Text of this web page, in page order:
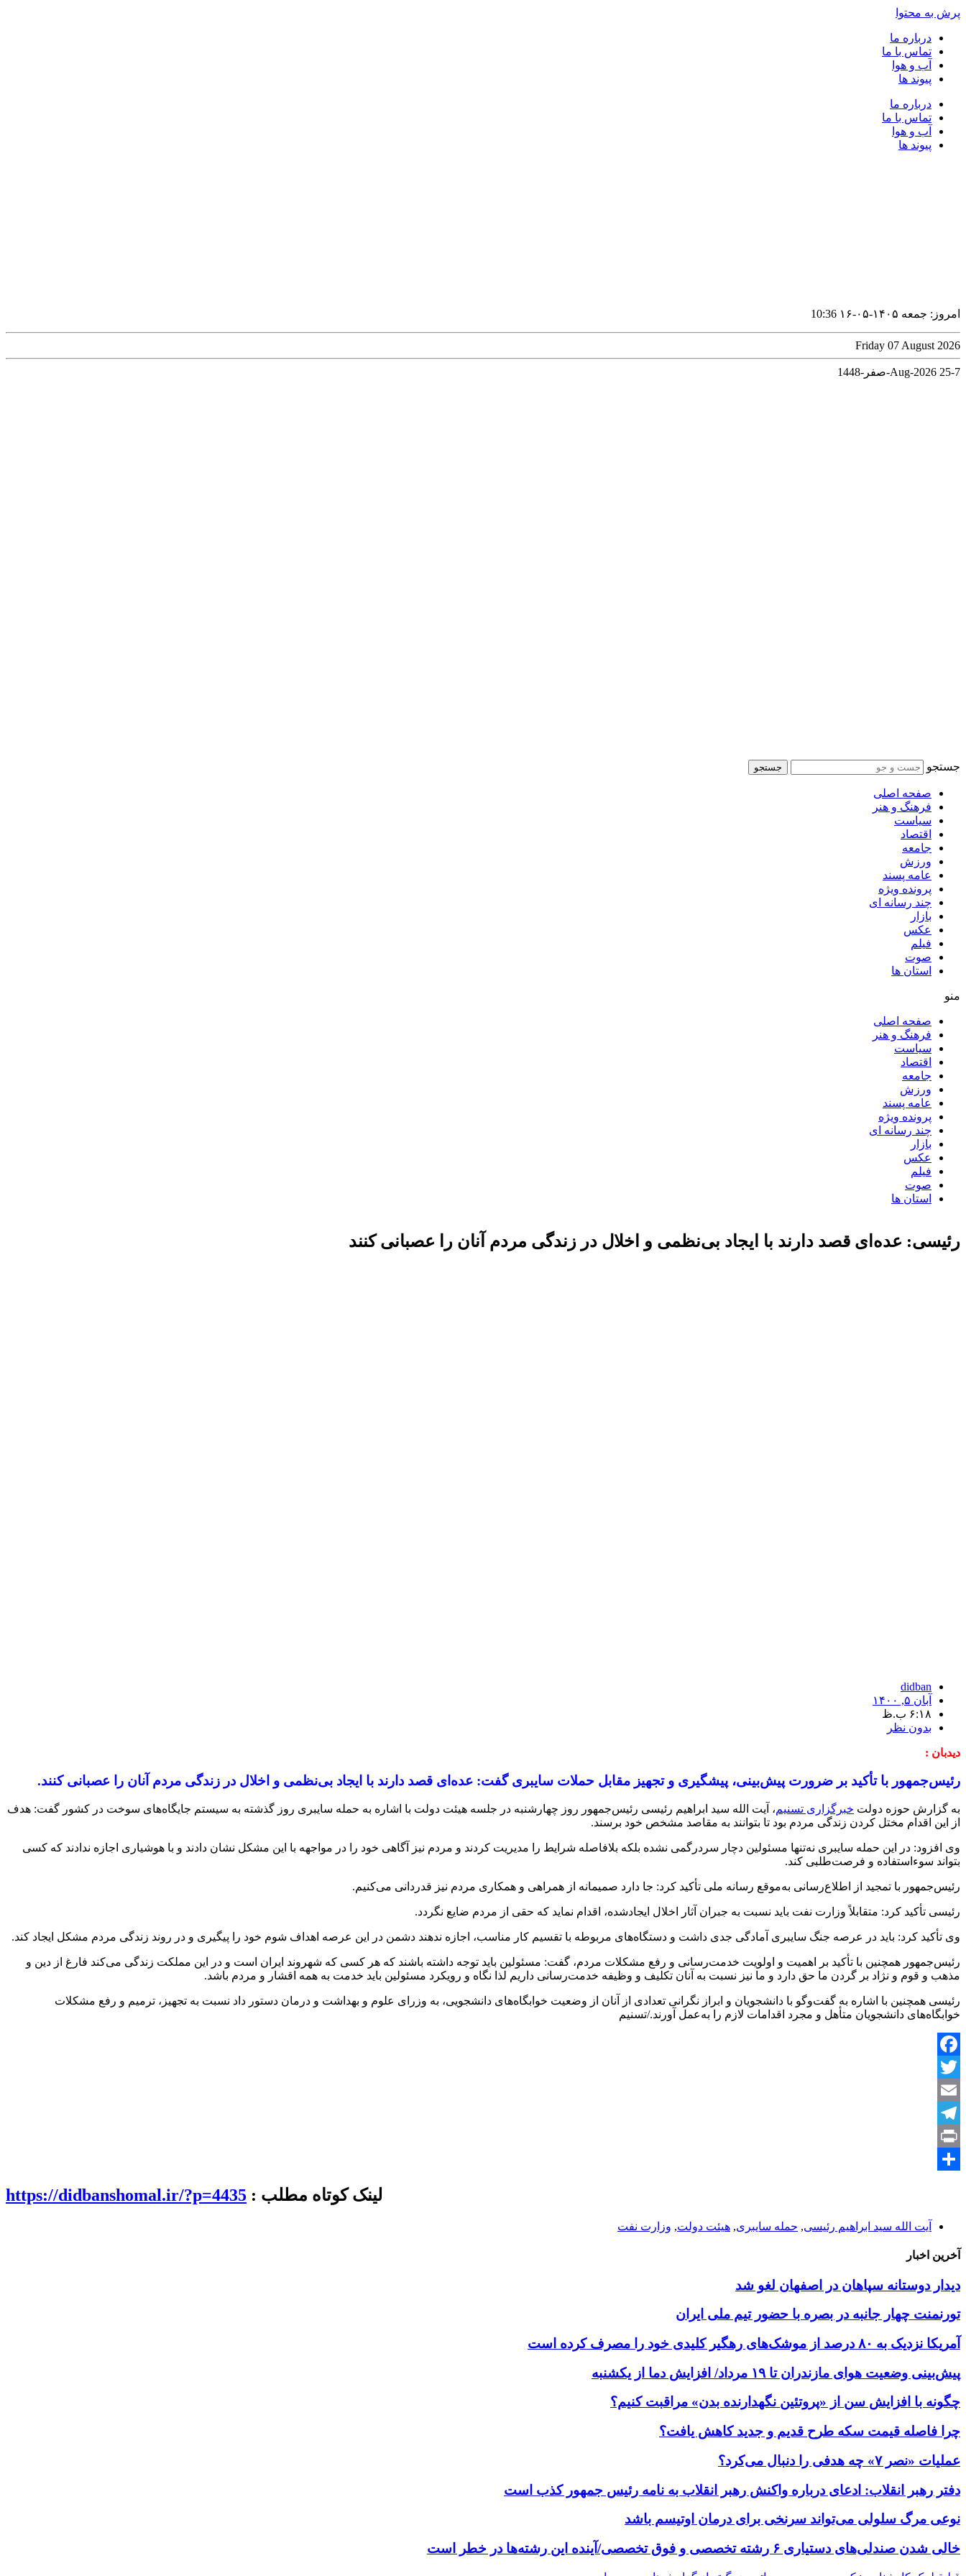
پرش به محتوا
درباره ما
تماس با ما
آب و هوا
پیوند ها
درباره ما
تماس با ما
آب و هوا
پیوند ها
امروز: جمعه ۱۴۰۵-۰۵-۱۶ 10:36
Friday 07 August 2026
7-Aug-2026 25-صفر-1448
جستجو جستجو
صفحه اصلی
فرهنگ و هنر
سیاست
اقتصاد
جامعه
ورزش
عامه پسند
پرونده ویژه
چند رسانه ای
بازار
عکس
فیلم
صوت
استان ها
منو
صفحه اصلی
فرهنگ و هنر
سیاست
اقتصاد
جامعه
ورزش
عامه پسند
پرونده ویژه
چند رسانه ای
بازار
عکس
فیلم
صوت
استان ها
رئیسی: عده‌ای قصد دارند با ایجاد بی‌نظمی و اخلال در زندگی مردم آنان را عصبانی کنند
didban
آبان ۵, ۱۴۰۰
۶:۱۸ ب.ظ
بدون نظر
دیدبان :
رئیس‌جمهور با تأکید بر ضرورت پیش‌بینی، پیشگیری و تجهیز مقابل حملات سایبری گفت: عده‌ای قصد دارند با ایجاد بی‌نظمی و اخلال در زندگی مردم آنان را عصبانی کنند.
به گزارش حوزه دولت خبرگزاری تسنیم، آیت الله سید ابراهیم رئیسی رئیس‌جمهور روز چهارشنبه در جلسه هیئت دولت با اشاره به حمله سایبری روز گذشته به سیستم جایگاه‌های سوخت در کشور گفت: هدف
از این اقدام مختل کردن زندگی مردم بود تا بتوانند به مقاصد مشخص خود برسند.
وی افزود: در این حمله سایبری نه‌تنها مسئولین دچار سردرگمی نشده بلکه بلافاصله شرایط را مدیریت کردند و مردم نیز آگاهی خود را در مواجهه با این مشکل نشان دادند و با هوشیاری اجازه ندادند که کسی
بتواند سوءاستفاده و فرصت‌طلبی کند.
رئیس‌جمهور با تمجید از اطلاع‌رسانی به‌موقع رسانه ملی تأکید کرد: جا دارد صمیمانه از همراهی و همکاری مردم نیز قدردانی می‌کنیم.
رئیسی تأکید کرد: متقابلاً وزارت نفت باید نسبت به جبران آثار اخلال ایجادشده، اقدام نماید که حقی از مردم ضایع نگردد.
وی تأکید کرد: باید در عرصه جنگ سایبری آمادگی جدی داشت و دستگاه‌های مربوطه با تقسیم کار مناسب، اجازه ندهند دشمن در این عرصه اهداف شوم خود را پیگیری و در روند زندگی مردم مشکل ایجاد کند.
رئیس‌جمهور همچنین با تأکید بر اهمیت و اولویت خدمت‌رسانی و رفع مشکلات مردم، گفت: مسئولین باید توجه داشته باشند که هر کسی که شهروند ایران است و در این مملکت زندگی می‌کند فارغ از دین و
مذهب و قوم و نژاد بر گردن ما حق دارد و ما نیز نسبت به آنان تکلیف و وظیفه خدمت‌رسانی داریم لذا نگاه و رویکرد مسئولین باید خدمت به همه اقشار و مردم باشد.
رئیسی همچنین با اشاره به گفت‌وگو با دانشجویان و ابراز نگرانی تعدادی از آنان از وضعیت خوابگاه‌های دانشجویی، به وزرای علوم و بهداشت و درمان دستور داد نسبت به تجهیز، ترمیم و رفع مشکلات
خوابگاه‌های دانشجویان متأهل و مجرد اقدامات لازم را به‌عمل آورند./تسنیم
Facebook
Twitter
Email
Telegram
Print
لینک کوتاه مطلب : https://didbanshomal.ir/?p=4435
آیت الله سید ابراهیم رئیسی, حمله سایبری, هیئت دولت, وزارت نفت
آخرین اخبار
دیدار دوستانه سپاهان در اصفهان لغو شد
تورنمنت چهار جانبه در بصره با حضور تیم ملی ایران
آمریکا نزدیک به ۸۰ درصد از موشک‌های رهگیر کلیدی خود را مصرف کرده است
پیش‌بینی وضعیت هوای مازندران تا ۱۹ مرداد/ افزایش دما از یکشنبه
چگونه با افزایش سن از «پروتئین نگهدارنده بدن» مراقبت کنیم؟
چرا فاصله قیمت سکه طرح قدیم و جدید کاهش یافت؟
عملیات «نصر ۷» چه هدفی را دنبال می‌کرد؟
دفتر رهبر انقلاب: ادعای درباره واکنش رهبر انقلاب به نامه رئیس جمهور کذب است
نوعی مرگ سلولی می‌تواند سرنخی برای درمان اوتیسم باشد
خالی شدن صندلی‌های دستیاری ۶ رشته تخصصی و فوق تخصصی/آینده این رشته‌ها در خطر است